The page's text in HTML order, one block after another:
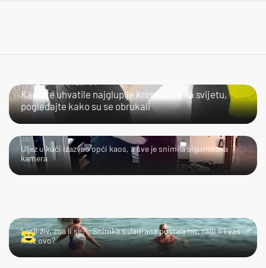
NIJE LAKO BITI LOPOV
Kamere uhvatile najgluplje kriminalce na svijetu,
pogledajte kako su se obrukali
JAO...
Uljez u kući izazvao opći kaos, a sve je snimila sigurnosna
kamera
LOL
"Je li živ, zna li se?": Snimka s Jadrana postala hit, radi li i vaš
muž ovo?